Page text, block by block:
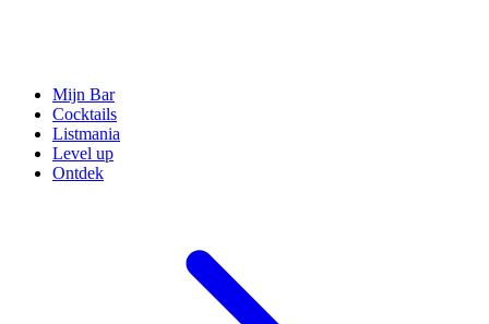
Mijn Bar
Cocktails
Listmania
Level up
Ontdek